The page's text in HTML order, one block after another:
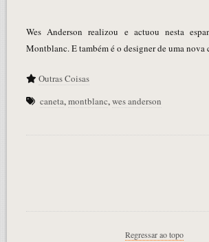
Wes Anderson realizou e actuou nesta
Montblanc. E também é o designer de uma nova
Outras Coisas
caneta,montblanc,wes anderson
Regressar ao topo